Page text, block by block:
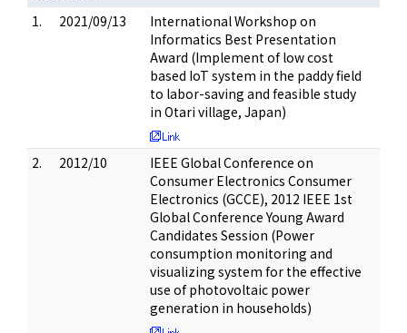
1.
2021/09/13
International Workshop on
Informatics Best Presentation
Award (Implement of low cost
based IoT system in the paddy field
to labor-saving and feasible study
in Otari village, Japan)
2. 2012/10
IEEE Global Conference on
Consumer Electronics Consumer
Electronics (GCCE), 2012 IEEE 1st
Global Conference Young Award
Candidates Session (Power
consumption monitoring and
visualizing system for the effective
use of photovoltaic power
generation in households)